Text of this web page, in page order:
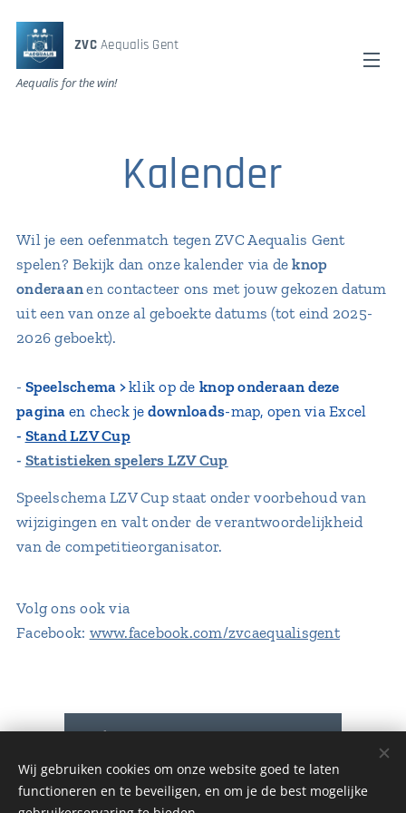
ZVCAequalis Gent
Aequalis for the win!
Kalender
Wil je een oefenmatch tegen ZVC Aequalis Gent
spelen? Bekijk dan onze kalender via deknop
onderaanen contacteer ons met jouw gekozen datum
uit een van onze al geboekte datums (tot eind 2025-
2026 geboekt).
- Speelschema >klik op de knop onderaan deze
pagina en check je downloads-map, open via Excel
- Stand LZV Cup
- Statistieken spelers LZV Cup
Speelschema LZV Cup staat onder voorbehoud van
wijzigingen en valt onder de verantwoordelijkheid
van de competitieorganisator.
Volg ons ook via
Facebook: www.facebook.com/zvcaequalisgent
Wij gebruiken cookies om onze website goed te laten
functioneren en te beveiligen, en om je de best mogelijke